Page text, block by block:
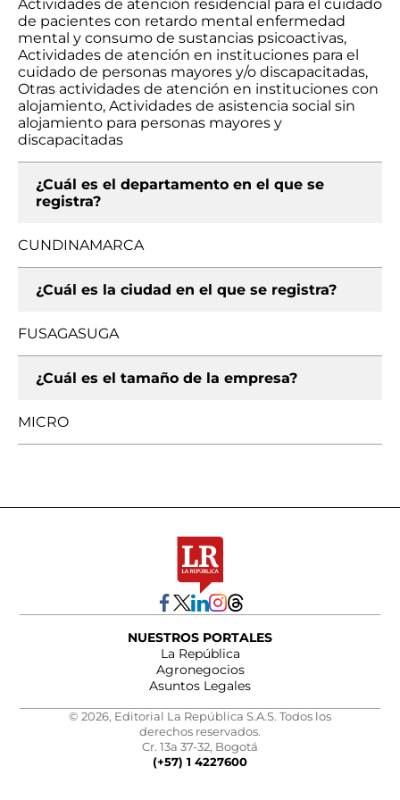
Actividades de atención residencial para el cuidado
de pacientes con retardo mental enfermedad
mental y consumo de sustancias psicoactivas,
Actividades de atención en instituciones para el
cuidado de personas mayores y/o discapacitadas,
Otras actividades de atención en instituciones con
alojamiento, Actividades de asistencia social sin
alojamiento para personas mayores y
discapacitadas
¿Cuál es el departamento en el que se
registra?
CUNDINAMARCA
¿Cuál es la ciudad en el que se registra?
FUSAGASUGA
¿Cuál es el tamaño de la empresa?
MICRO
NUESTROS PORTALES
La República
Agronegocios
Asuntos Legales
© 2026, Editorial La República S.A.S. Todos los
derechos reservados.
Cr. 13a 37-32, Bogotá
(+57) 1 4227600